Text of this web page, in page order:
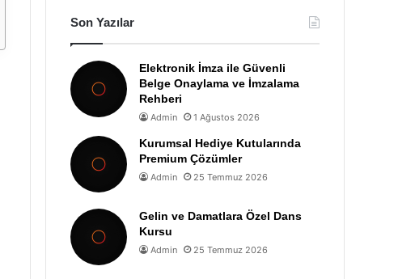
Son Yazılar
Elektronik İmza ile Güvenli
Belge Onaylama ve İmzalama
Rehberi
Admin 1 Ağustos 2026
Kurumsal Hediye Kutularında
Premium Çözümler
Admin 25 Temmuz 2026
Gelin ve Damatlara Özel Dans
Kursu
Admin 25 Temmuz 2026